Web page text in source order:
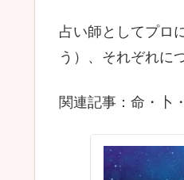
占い師としてプロ
う）、それぞれに
関連記事：命・卜